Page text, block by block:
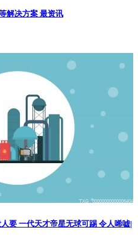
解决方案 最资讯
要 一代天才帝星无球可踢 令人唏嘘|